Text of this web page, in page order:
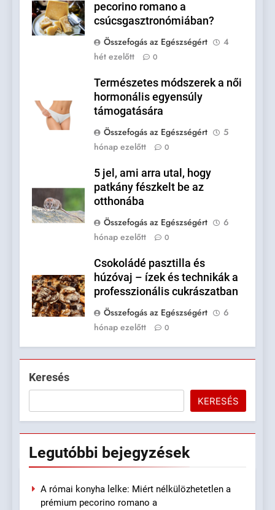
pecorino romano a
csúcsgasztronómiában?
Összefogás az Egészségért
4
hét ezelőtt
0
Természetes módszerek a női
hormonális egyensúly
támogatására
Összefogás az Egészségért
5
hónap ezelőtt
0
5 jel, ami arra utal, hogy
patkány fészkelt be az
otthonába
Összefogás az Egészségért
6
hónap ezelőtt
0
Csokoládé pasztilla és
húzóvaj – ízek és technikák a
professzionális cukrászatban
Összefogás az Egészségért
6
hónap ezelőtt
0
Keresés
KERESÉS
Legutóbbi bejegyzések
A római konyha lelke: Miért nélkülözhetetlen a
prémium pecorino romano a